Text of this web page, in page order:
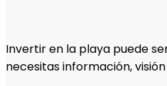
Invertir en la playa puede
necesitas información,